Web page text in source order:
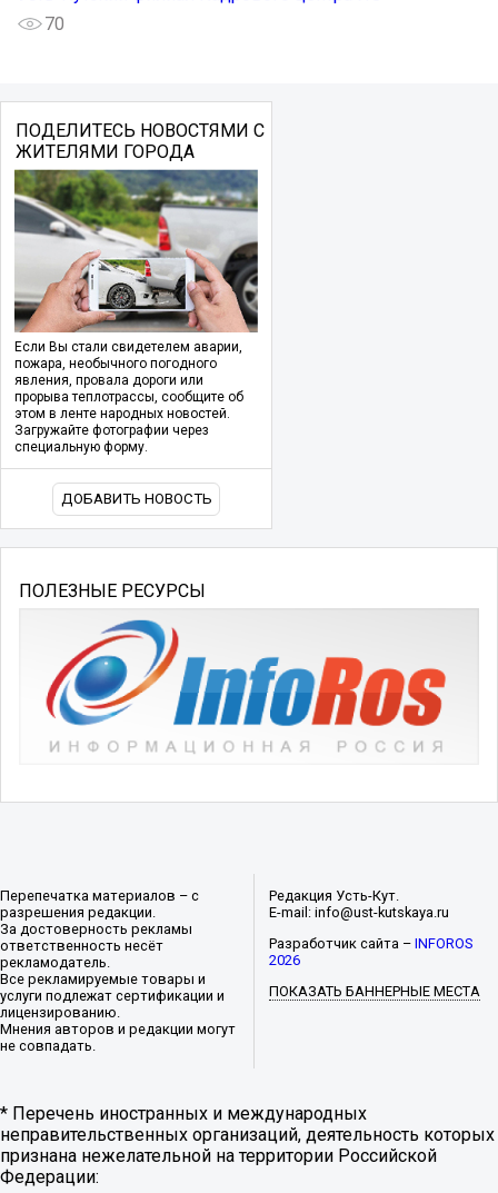
70
ПОДЕЛИТЕСЬ НОВОСТЯМИ С
ЖИТЕЛЯМИ ГОРОДА
Если Вы стали свидетелем аварии,
пожара, необычного погодного
явления, провала дороги или
прорыва теплотрассы, сообщите об
этом в ленте народных новостей.
Загружайте фотографии через
специальную форму.
ДОБАВИТЬ НОВОСТЬ
ПОЛЕЗНЫЕ РЕСУРСЫ
Перепечатка материалов – с
разрешения редакции.
За достоверность рекламы
ответственность несёт
рекламодатель.
Все рекламируемые товары и
услуги подлежат сертификации и
лицензированию.
Мнения авторов и редакции могут
не совпадать.
Редакция Усть-Кут.
E-mail: info@ust-kutskaya.ru
Разработчик сайта –INFOROS
2026
ПОКАЗАТЬ БАННЕРНЫЕ МЕСТА
* Перечень иностранных и международных
неправительственных организаций, деятельность которых
признана нежелательной на территории Российской
Федерации: